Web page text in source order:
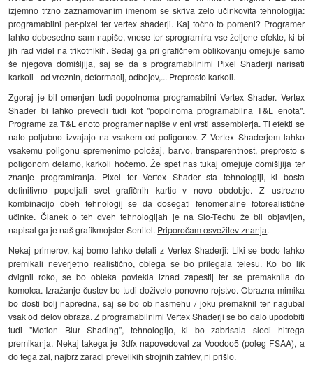
izjemno tržno zaznamovanim imenom se skriva zelo učinkovita tehnologija:
programabilni per-pixel ter vertex shaderji. Kaj točno to pomeni? Programer
lahko dobesedno sam napiše, vnese ter sprogramira vse željene efekte, ki bi
jih rad videl na trikotnikih. Sedaj ga pri grafičnem oblikovanju omejuje samo
še njegova domišljija, saj se da s programabilnimi Pixel Shaderji narisati
karkoli - od vreznin, deformacij, odbojev,... Preprosto karkoli.
Zgoraj je bil omenjen tudi popolnoma programabilni Vertex Shader. Vertex
Shader bi lahko prevedli tudi kot "popolnoma programabilna T&L enota".
Programe za T&L enoto programer napiše v eni vrsti assemblerja. Ti efekti se
nato poljubno izvajajo na vsakem od poligonov. Z Vertex Shaderjem lahko
vsakemu poligonu spremenimo položaj, barvo, transparentnost, preprosto s
poligonom delamo, karkoli hočemo. Že spet nas tukaj omejuje domišljija ter
znanje programiranja. Pixel ter Vertex Shader sta tehnologiji, ki bosta
definitivno popeljali svet grafičnih kartic v novo obdobje. Z ustrezno
kombinacijo obeh tehnologij se da dosegati fenomenalne fotorealistične
učinke. Članek o teh dveh tehnologijah je na Slo-Techu že bil objavljen,
napisal ga je naš grafikmojster Senitel. Priporočam osvežitev znanja.
Nekaj primerov, kaj bomo lahko delali z Vertex Shaderji: Liki se bodo lahko
premikali neverjetno realistično, oblega se bo prilegala telesu. Ko bo lik
dvignil roko, se bo obleka povlekla iznad zapestij ter se premaknila do
komolca. Izražanje čustev bo tudi doživelo ponovno rojstvo. Obrazna mimika
bo dosti bolj napredna, saj se bo ob nasmehu / joku premaknil ter nagubal
vsak od delov obraza. Z programabilnimi Vertex Shaderji se bo dalo upodobiti
tudi "Motion Blur Shading", tehnologijo, ki bo zabrisala sledi hitrega
premikanja. Nekaj takega je 3dfx napovedoval za Voodoo5 (poleg FSAA), a
do tega žal, najbrž zaradi prevelikih strojnih zahtev, ni prišlo.